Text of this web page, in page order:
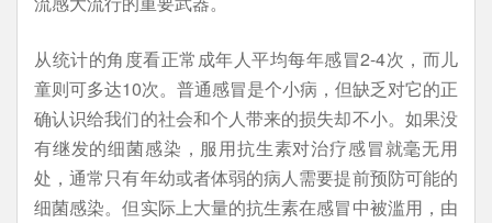
从统计的角度看正常成年人平均每年感冒2-4次，而儿
童则可多达10次。普通感冒是个小病，但缺乏对它的正
确认识给我们的社会和个人带来的损失却不小。如果没
有继发的细菌感染，服用抗生素对治疗感冒就毫无用
处，通常只有年幼或者体弱的病人需要提前预防可能的
细菌感染。但实际上大量的抗生素在感冒中被滥用，由